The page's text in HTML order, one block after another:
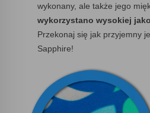
wykonany, ale także jego
wykorzystano wysokiej
Przekonaj się jak przyjemny
Sapphire!